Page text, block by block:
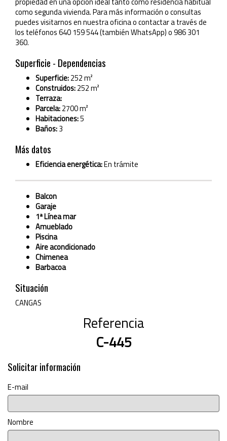
como segunda vivienda. Para más información o consultas
puedes visitarnos en nuestra oficina o contactar a través de
los teléfonos 640 159 544 (también WhatsApp) o 986 301
360.
Superficie - Dependencias
Superficie:252 m²
Construidos:252 m²
Terraza:
Parcela:2700 m²
Habitaciones:5
Baños:3
Más datos
Eficiencia energética:En trámite
Balcon
Garaje
1ª Línea mar
Amueblado
Piscina
Aire acondicionado
Chimenea
Barbacoa
Situación
CANGAS
Referencia
C-445
Solicitar información
E-mail
Nombre